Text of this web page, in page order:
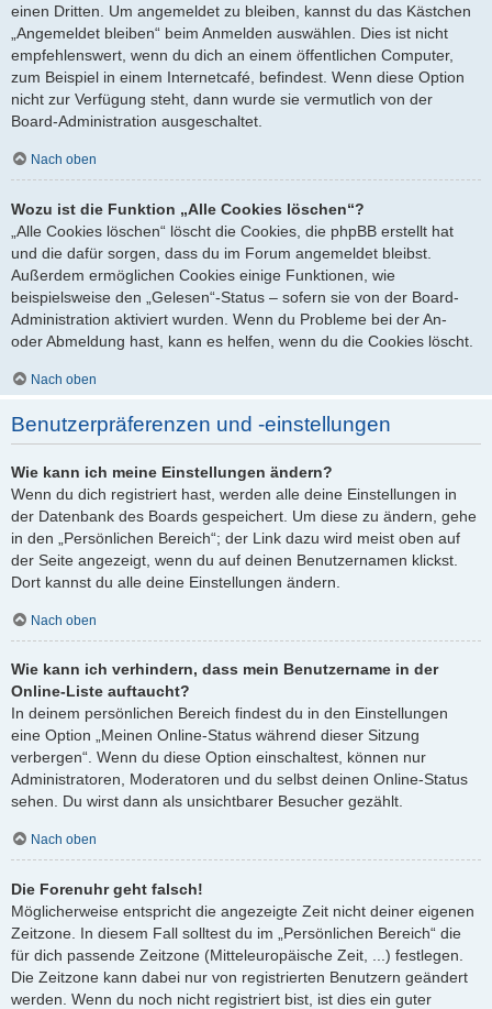
einen Dritten. Um angemeldet zu bleiben, kannst du das Kästchen
„Angemeldet bleiben“ beim Anmelden auswählen. Dies ist nicht
empfehlenswert, wenn du dich an einem öffentlichen Computer,
zum Beispiel in einem Internetcafé, befindest. Wenn diese Option
nicht zur Verfügung steht, dann wurde sie vermutlich von der
Board-Administration ausgeschaltet.
Nach oben
Wozu ist die Funktion „Alle Cookies löschen“?
„Alle Cookies löschen“ löscht die Cookies, die phpBB erstellt hat
und die dafür sorgen, dass du im Forum angemeldet bleibst.
Außerdem ermöglichen Cookies einige Funktionen, wie
beispielsweise den „Gelesen“-Status – sofern sie von der Board-
Administration aktiviert wurden. Wenn du Probleme bei der An-
oder Abmeldung hast, kann es helfen, wenn du die Cookies löscht.
Nach oben
Benutzerpräferenzen und -einstellungen
Wie kann ich meine Einstellungen ändern?
Wenn du dich registriert hast, werden alle deine Einstellungen in
der Datenbank des Boards gespeichert. Um diese zu ändern, gehe
in den „Persönlichen Bereich“; der Link dazu wird meist oben auf
der Seite angezeigt, wenn du auf deinen Benutzernamen klickst.
Dort kannst du alle deine Einstellungen ändern.
Nach oben
Wie kann ich verhindern, dass mein Benutzername in der
Online-Liste auftaucht?
In deinem persönlichen Bereich findest du in den Einstellungen
eine Option „Meinen Online-Status während dieser Sitzung
verbergen“. Wenn du diese Option einschaltest, können nur
Administratoren, Moderatoren und du selbst deinen Online-Status
sehen. Du wirst dann als unsichtbarer Besucher gezählt.
Nach oben
Die Forenuhr geht falsch!
Möglicherweise entspricht die angezeigte Zeit nicht deiner eigenen
Zeitzone. In diesem Fall solltest du im „Persönlichen Bereich“ die
für dich passende Zeitzone (Mitteleuropäische Zeit, ...) festlegen.
Die Zeitzone kann dabei nur von registrierten Benutzern geändert
werden. Wenn du noch nicht registriert bist, ist dies ein guter